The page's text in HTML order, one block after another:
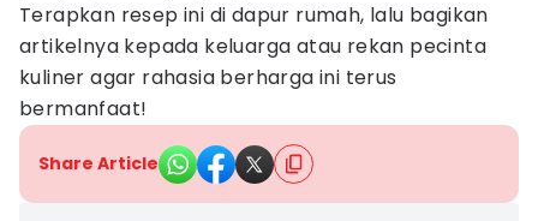
Terapkan resep ini di dapur rumah, lalu bagikan
artikelnya kepada keluarga atau rekan pecinta
kuliner agar rahasia berharga ini terus
bermanfaat!
Share Article